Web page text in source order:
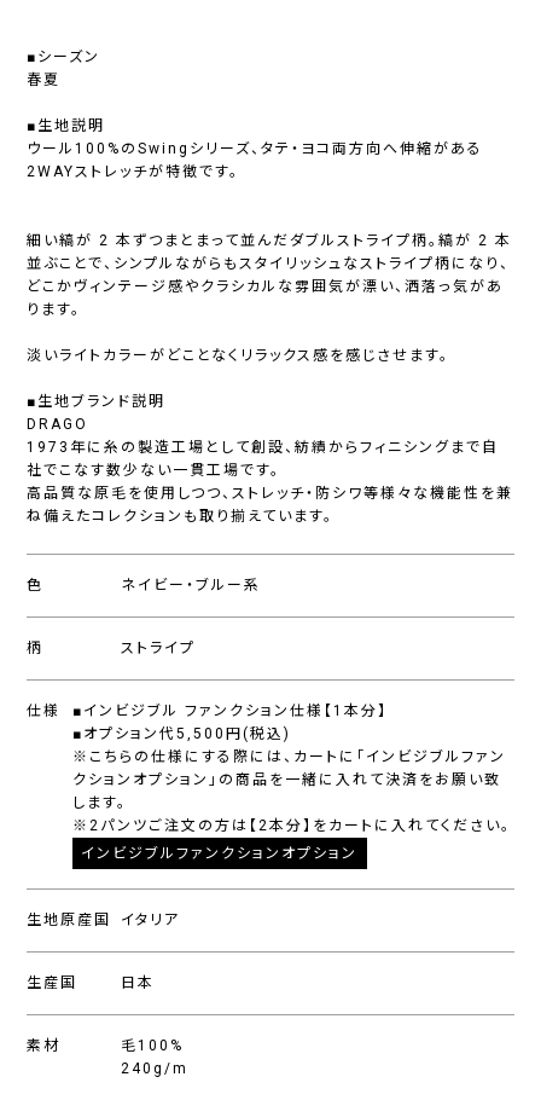
■シーズン
春夏
■生地説明
ウール100%のSwingシリーズ、タテ・ヨコ両方向へ伸縮がある
2WAYストレッチが特徴です。
細い縞が 2 本ずつまとまって並んだダブルストライプ柄。縞が 2 本
並ぶことで、シンプルながらもスタイリッシュなストライプ柄になり、
どこかヴィンテージ感やクラシカルな雰囲気が漂い、洒落っ気があ
ります。
淡いライトカラーがどことなくリラックス感を感じさせます。
■生地ブランド説明
DRAGO
1973年に糸の製造工場として創設、紡績からフィニシングまで自
社でこなす数少ない一貫工場です。
高品質な原毛を使用しつつ、ストレッチ・防シワ等様々な機能性を兼
ね備えたコレクションも取り揃えています。
色 ネイビー・ブルー系
柄 ストライプ
仕様
■インビジブル ファンクション仕様【1本分】
■オプション代5,500円(税込)
※こちらの仕様にする際には、カートに「インビジブルファン
クションオプション」の商品を一緒に入れて決済をお願い致
します。
※2パンツご注文の方は【2本分】をカートに入れてください。
インビジブルファンクションオプション
生地原産国 イタリア
生産国 日本
素材
毛100%
240g/m